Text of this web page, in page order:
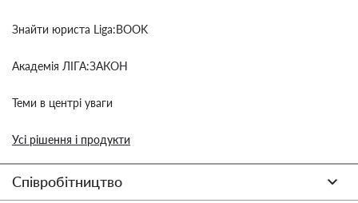
Знайти юриста Liga:BOOK
Академія ЛІГА:ЗАКОН
Теми в центрі уваги
Усі рішення і продукти
Співробітництво